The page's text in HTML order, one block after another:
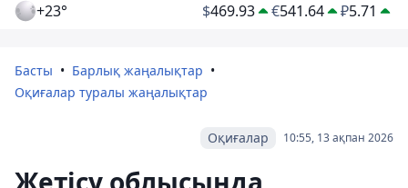
+23° $469.93 €541.64 ₽5.71
Басты
Барлық жаңалықтар
Оқиғалар туралы жаңалықтар
10:55, 13 ақпан 2026
Оқиғалар